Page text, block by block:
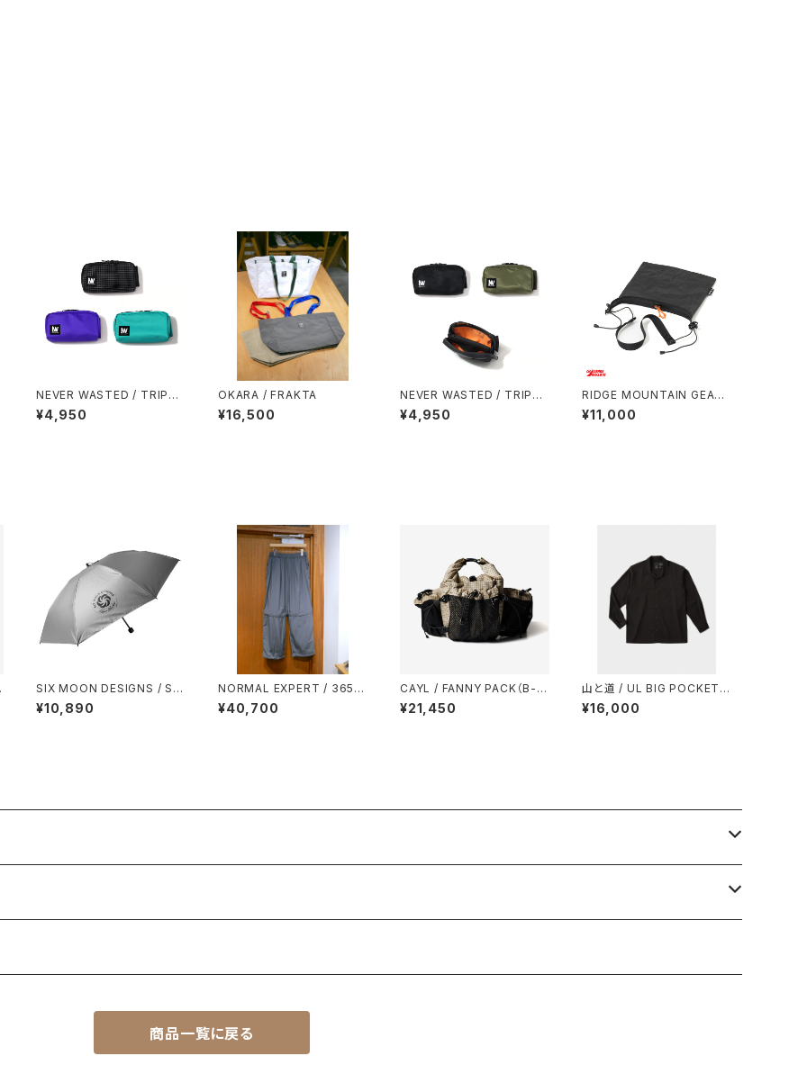
NEVER WASTED / TRIPLE
YES
¥4,950
OKARA / FRAKTA
¥16,500
NEVER WASTED / TRIPLE
YES（MA-1）
¥4,950
RIDGE MOUNTAIN GEAR /
SACOCHE
¥11,000
SIX MOON DESIGNS / SIL
VER SHADOW MINI UMBR
ELLA
¥10,890
NORMAL EXPERT / 365 P
ANTS
¥40,700
CAYL / FANNY PACK（B-G
RID）
¥21,450
山と道 / UL BIG POCKET S
HIRTS（UNISEX）
¥16,000
商品一覧に戻る